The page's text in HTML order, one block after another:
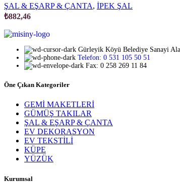
ŞAL & EŞARP & ÇANTA, İPEK ŞAL
₺882,46
Gürleyik Köyü Belediye Sanayi
Telefon: 0 531 105 50 51
Fax: 0 258 269 11 84
Öne Çıkan Kategoriler
GEMİ MAKETLERİ
GÜMÜŞ TAKILAR
ŞAL & EŞARP & ÇANTA
EV DEKORASYON
EV TEKSTİLİ
KÜPE
YÜZÜK
Kurumsal